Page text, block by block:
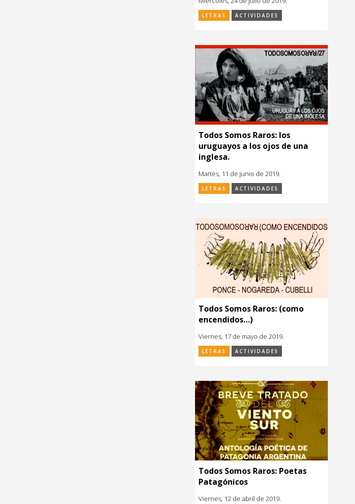
LETRAS ACTIVIDADES
Todos Somos Raros: los
uruguayos a los ojos de una
inglesa.
Martes, 11 de junio de 2019.
LETRAS ACTIVIDADES
Todos Somos Raros: (como
encendidos…)
Viernes, 17 de mayo de 2019.
LETRAS ACTIVIDADES
Todos Somos Raros: Poetas
Patagónicos
Viernes, 12 de abril de 2019.